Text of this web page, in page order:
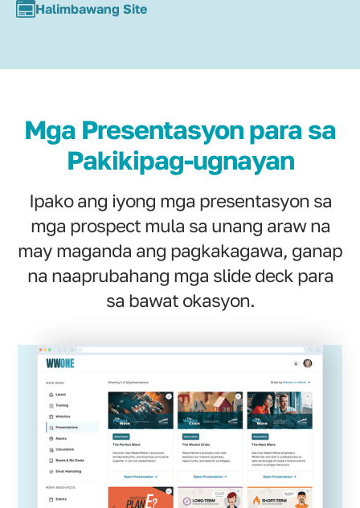
Halimbawang Site
Mga Presentasyon para sa
Pakikipag-ugnayan
Ipako ang iyong mga presentasyon sa
mga prospect mula sa unang araw na
may maganda ang pagkakagawa, ganap
na naaprubahang mga slide deck para
sa bawat okasyon.